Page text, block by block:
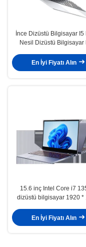
İnce Dizüstü Bilgisayar I5
Nesil Dizüstü Bilgisayar
RAM 256 GB SSD HDD
Opsiyonel
En İyi Fiyatı Alın
15.6 inç Intel Core i7
dizüstü bilgisayar 1920 *
En İyi Fiyatı Alın